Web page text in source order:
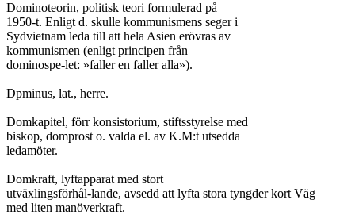
Dominoteorin, politisk teori formulerad på
1950-t. Enligt d. skulle kommunismens seger i
Sydvietnam leda till att hela Asien erövras av
kommunismen (enligt principen från
dominospe-let: »faller en faller alla»).
Dpminus, lat., herre.
Domkapitel, förr konsistorium, stiftsstyrelse med
biskop, domprost o. valda el. av K.M:t utsedda
ledamöter.
Domkraft, lyftapparat med stort
utväxlingsförhål-lande, avsedd att lyfta stora tyngder kort Väg
med liten manöverkraft.